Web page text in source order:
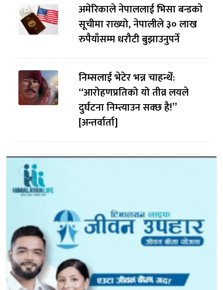
अमेरिकाले नेपाललाई भिसा बन्डकाे
सूचीमा राख्यो, नेपालीले ३० लाख
रुपैयाँसम्म धरौटी बुझाउनुपर्ने
निम्सलाई भेटेर भन्न चाहन्थेँ:
“आरोहणप्रतिको यो तीव्र लयले
दुर्घटना निम्त्याउन सक्छ है!”
[अन्तर्वार्ता]